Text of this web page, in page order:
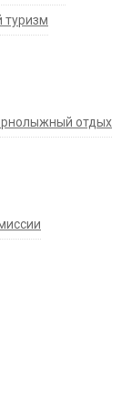
туризм
отдых